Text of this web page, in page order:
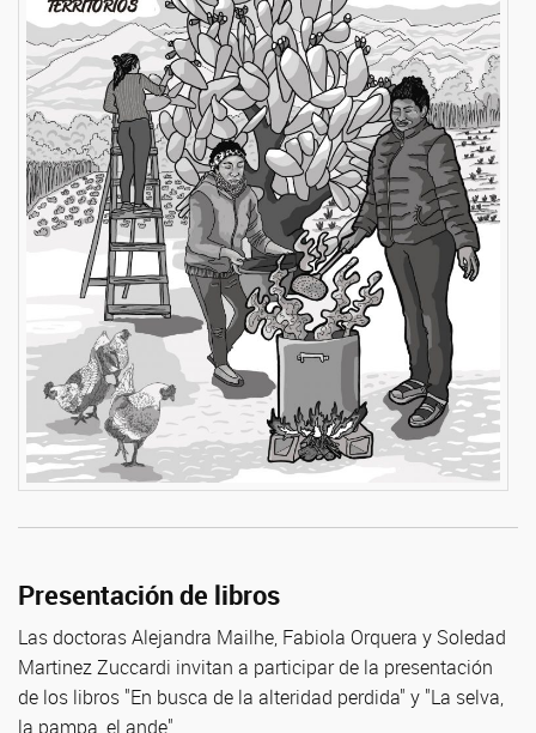
Presentación de libros
Las doctoras Alejandra Mailhe, Fabiola Orquera y Soledad
Martinez Zuccardi invitan a participar de la presentación
de los libros "En busca de la alteridad perdida" y "La selva,
la pampa, el ande".